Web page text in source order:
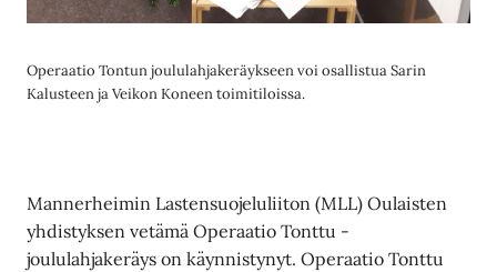
Operaatio Tontun joululahjakeräykseen voi osallistua Sarin
Kalusteen ja Veikon Koneen toimitiloissa.
Mannerheimin Lastensuojeluliiton (MLL) Oulaisten
yhdistyksen vetämä Operaatio Tonttu -
joululahjakeräys on käynnistynyt. Operaatio Tonttu